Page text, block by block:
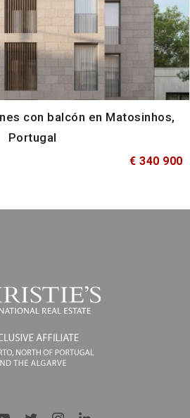
con balcón en Matosinhos,
Portugal
€ 340 900